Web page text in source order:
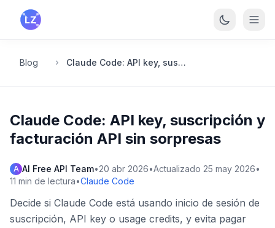
Saltar al contenido principal
Blog Claude Code: API key, suscripción y facturación API sin sorpresas
Claude Code: API key, suscripción y
facturación API sin sorpresas
A AI Free API Team•20 abr 2026•Actualizado 25 may 2026•
11 min de lectura•Claude Code
Decide si Claude Code está usando inicio de sesión de
suscripción, API key o usage credits, y evita pagar